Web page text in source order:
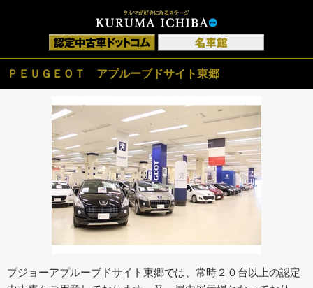
ＰＥＵＧＥＯＴ アプルーブドサイト東郷
プジョーアプルーブドサイト東郷では、常時２０台以上の認定